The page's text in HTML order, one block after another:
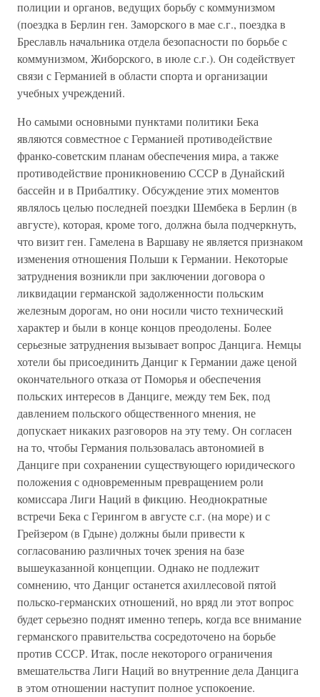
полиции и органов, ведущих борьбу с коммунизмом
(поездка в Берлин ген. Заморского в мае с.г., поездка в
Бреславль начальника отдела безопасности по борьбе с
коммунизмом, Жиборского, в июле с.г.). Он содействует
связи с Германией в области спорта и организации
учебных учреждений.
Но самыми основными пунктами политики Бека
являются совместное с Германией противодействие
франко-советским планам обеспечения мира, а также
противодействие проникновению СССР в Дунайский
бассейн и в Прибалтику. Обсуждение этих моментов
являлось целью последней поездки Шембека в Берлин (в
августе), которая, кроме того, должна была подчеркнуть,
что визит ген. Гамелена в Варшаву не является признаком
изменения отношения Польши к Германии. Некоторые
затруднения возникли при заключении договора о
ликвидации германской задолженности польским
железным дорогам, но они носили чисто технический
характер и были в конце концов преодолены. Более
серьезные затруднения вызывает вопрос Данцига. Немцы
хотели бы присоединить Данциг к Германии даже ценой
окончательного отказа от Поморья и обеспечения
польских интересов в Данциге, между тем Бек, под
давлением польского общественного мнения, не
допускает никаких разговоров на эту тему. Он согласен
на то, чтобы Германия пользовалась автономией в
Данциге при сохранении существующего юридического
положения с одновременным превращением роли
комиссара Лиги Наций в фикцию. Неоднократные
встречи Бека с Герингом в августе с.г. (на море) и с
Грейзером (в Гдыне) должны были привести к
согласованию различных точек зрения на базе
вышеуказанной концепции. Однако не подлежит
сомнению, что Данциг останется ахиллесовой пятой
польско-германских отношений, но вряд ли этот вопрос
будет серьезно поднят именно теперь, когда все внимание
германского правительства сосредоточено на борьбе
против СССР. Итак, после некоторого ограничения
вмешательства Лиги Наций во внутренние дела Данцига
в этом отношении наступит полное успокоение.